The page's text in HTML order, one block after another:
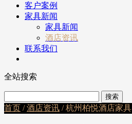
客户案例
家具新闻
家具新闻
酒店资讯
联系我们
全站搜索
首页 /酒店资讯 / 杭州柏悦酒店家具